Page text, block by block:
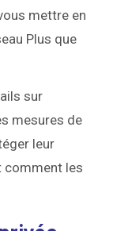
mettre en
Plus que
sur
mesures de
leur
comment les